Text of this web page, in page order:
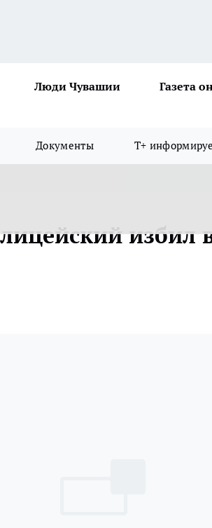
Люди Чувашии Газета
Документы Т+
избил